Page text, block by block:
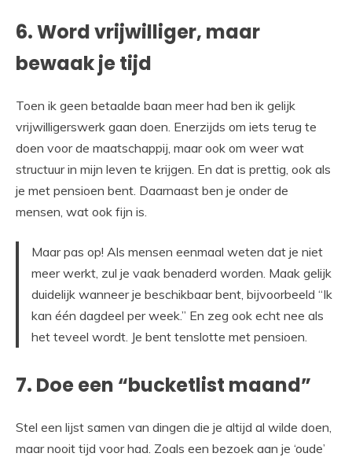
6. Word vrijwilliger, maar
bewaak je tijd
Toen ik geen betaalde baan meer had ben ik gelijk
vrijwilligerswerk gaan doen. Enerzijds om iets terug te
doen voor de maatschappij, maar ook om weer wat
structuur in mijn leven te krijgen. En dat is prettig, ook als
je met pensioen bent. Daarnaast ben je onder de
mensen, wat ook fijn is.
Maar pas op! Als mensen eenmaal weten dat je niet
meer werkt, zul je vaak benaderd worden. Maak gelijk
duidelijk wanneer je beschikbaar bent, bijvoorbeeld “Ik
kan één dagdeel per week.” En zeg ook echt nee als
het teveel wordt. Je bent tenslotte met pensioen.
7. Doe een “bucketlist maand”
Stel een lijst samen van dingen die je altijd al wilde doen,
maar nooit tijd voor had. Zoals een bezoek aan je ‘oude’